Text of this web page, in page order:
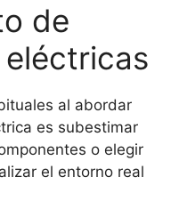
de
al abordar
es subestimar
o elegir
el entorno real